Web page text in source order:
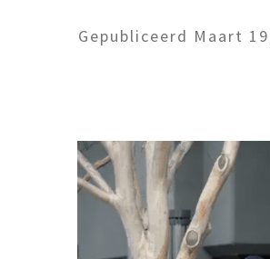
Gepubliceerd Maart